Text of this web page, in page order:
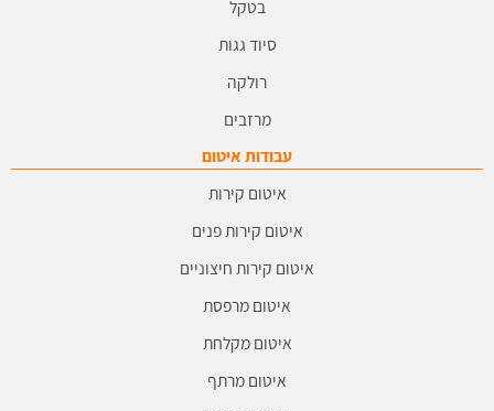
בטקל
סיוד גגות
רולקה
מרזבים
עבודות איטום
איטום קירות
איטום קירות פנים
איטום קירות חיצוניים
איטום מרפסת
איטום מקלחת
איטום מרתף